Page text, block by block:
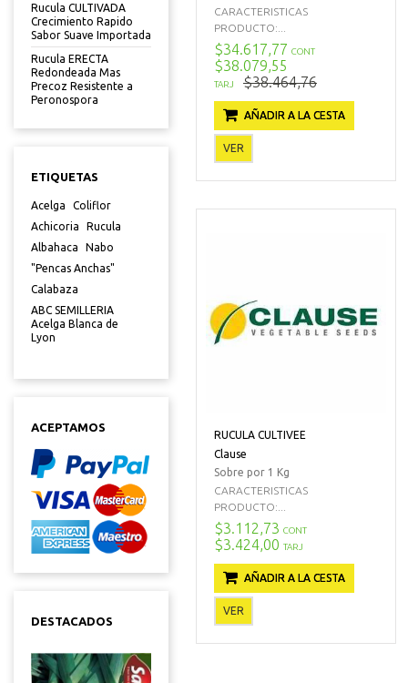
Rucula CULTIVADA
Crecimiento Rapido
Sabor Suave Importada
Rucula ERECTA
Redondeada Mas
Precoz Resistente a
Peronospora
ETIQUETAS
Acelga
Coliflor
Achicoria
Rucula
Albahaca
Nabo
"Pencas Anchas"
Calabaza
ABC SEMILLERIA
Acelga Blanca de
Lyon
ACEPTAMOS
DESTACADOS
CARACTERISTICAS
PRODUCTO:...
$34.617,77 CONT
$38.079,55
TARJ $38.464,76
AÑADIR A LA CESTA
VER
RUCULA CULTIVEE
Clause
Sobre por 1 Kg
CARACTERISTICAS
PRODUCTO:...
$3.112,73 CONT
$3.424,00 TARJ
AÑADIR A LA CESTA
VER